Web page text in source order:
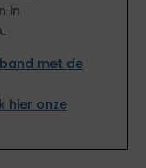
in
met de
hier onze